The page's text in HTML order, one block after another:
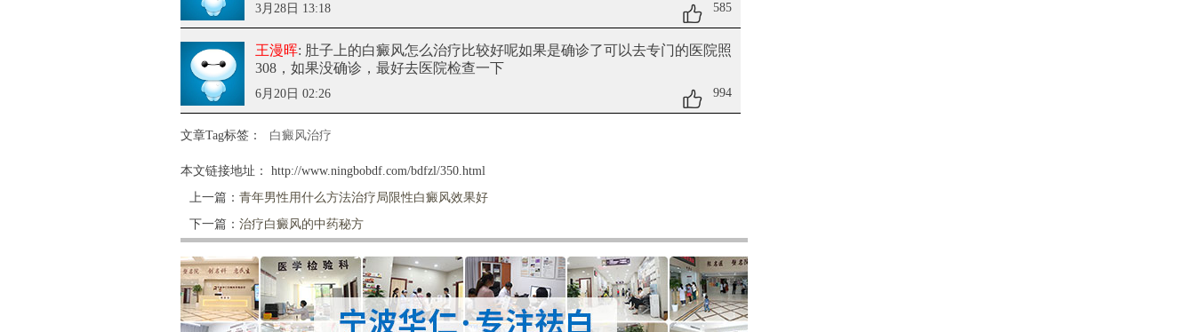
3月28日 13:18 585
王漫晖: 肚子上的白癜风怎么治疗比较好呢如果是确诊了可以去专门的医院照
308，如果没确诊，最好去医院检查一下
6月20日 02:26 994
文章Tag标签： 白癜风治疗
本文链接地址：
http://www.ningbobdf.com/bdfzl/350.html
上一篇： 青年男性用什么方法治疗局限性白癜风效果好
下一篇： 治疗白癜风的中药秘方